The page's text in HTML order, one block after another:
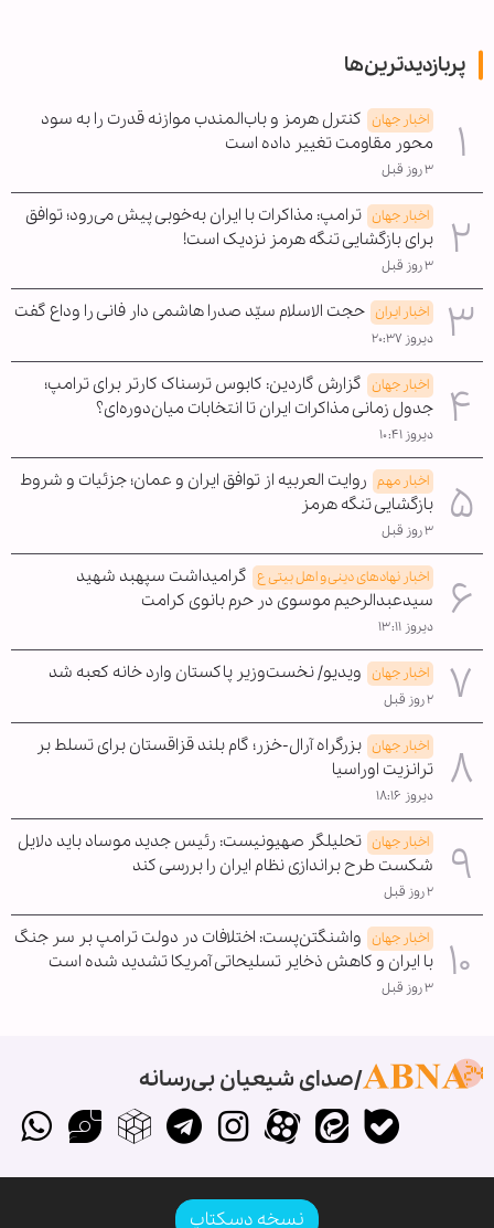
پربازدیدترین‌ها
اخبار جهان کنترل هرمز و باب‌المندب موازنه قدرت را به سود
محور مقاومت تغییر داده است
۳ روز قبل
اخبار جهان ترامپ: مذاکرات با ایران به‌خوبی پیش می‌رود؛ توافق
برای بازگشایی تنگه هرمز نزدیک است!
۳ روز قبل
اخبار ایران حجت الاسلام سیّد صدرا هاشمی دار فانی را وداع گفت
دیروز ۲۰:۳۷
اخبار جهان گزارش گاردین: کابوس ترسناک کارتر برای ترامپ؛
جدول زمانی مذاکرات ایران تا انتخابات میان‌دوره‌ای؟
دیروز ۱۰:۴۱
اخبار مهم روایت العربیه از توافق ایران و عمان؛ جزئیات و شروط
بازگشایی تنگه هرمز
۳ روز قبل
اخبار نهادهای دینی و اهل بیتی ع گرامیداشت سپهبد شهید
سیدعبدالرحیم موسوی در حرم بانوی کرامت
دیروز ۱۳:۱۱
اخبار جهان ویدیو/ نخست‌وزیر پاکستان وارد خانه کعبه شد
۲ روز قبل
اخبار جهان بزرگراه آرال-خزر؛ گام بلند قزاقستان برای تسلط بر
ترانزیت اوراسیا
دیروز ۱۸:۱۶
اخبار جهان تحلیلگر صهیونیست: رئیس جدید موساد باید دلایل
شکست طرح براندازی نظام ایران را بررسی کند
۲ روز قبل
اخبار جهان واشنگتن‌پست: اختلافات در دولت ترامپ بر سر جنگ
با ایران و کاهش ذخایر تسلیحاتی آمریکا تشدید شده است
۳ روز قبل
صدای شیعیان بی‌رسانه
نسخه دسکتاپ